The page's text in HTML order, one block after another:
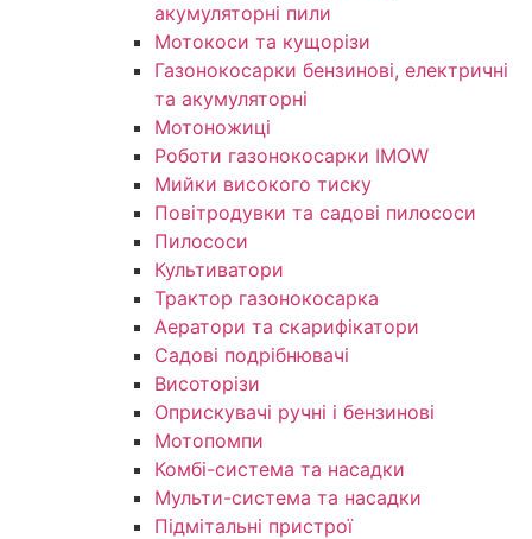
акумуляторні пили
Мотокоси та кущорізи
Газонокосарки бензинові, електричні
та акумуляторні
Мотоножиці
Роботи газонокосарки IMOW
Мийки високого тиску
Повітродувки та садові пилососи
Пилососи
Культиватори
Трактор газонокосарка
Аератори та скарифікатори
Садові подрібнювачі
Висоторізи
Оприскувачі ручні і бензинові
Мотопомпи
Комбі-система та насадки
Мульти-система та насадки
Підмітальні пристрої